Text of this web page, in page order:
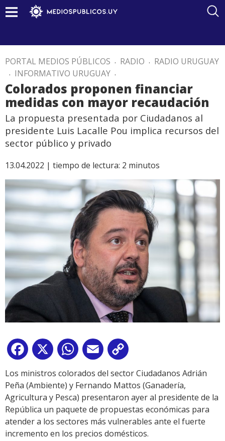
PORTAL MEDIOS PÚBLICOS . RADIO . RADIO URUGUAY
. INFORMATIVO URUGUAY .
Colorados proponen financiar
medidas con mayor recaudación
La propuesta presentada por Ciudadanos al
presidente Luis Lacalle Pou implica recursos del
sector público y privado
13.04.2022 | tiempo de lectura: 2 minutos
Facebook
X WhatsApp
Email
Link
Los ministros colorados del sector Ciudadanos Adrián
Peña (Ambiente) y Fernando Mattos (Ganadería,
Agricultura y Pesca) presentaron ayer al presidente de la
República un paquete de propuestas económicas para
atender a los sectores más vulnerables ante el fuerte
incremento en los precios domésticos.